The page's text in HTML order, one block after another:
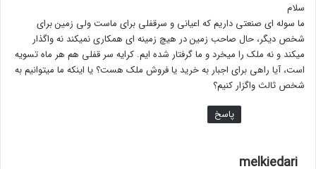
سلام
ما سوله ای صنعتی داریم که اعیانی و سرقفلی برای ماست ولی زمین برای
شخص دیگر، حال صاحب زمین در هیچ زمینه ای همکاری نمیکند نه واگذار
میکند و نه ملک را میخرد و ما گرفتار شده ایم. کرایه سر قفلی هم هر ماه تسویه
است، آیا راهی برای اجبار به خرید یا فروش ملک هست؟ یا اینکه ما میتوانیم به
شخص ثالث واگزار کنیم؟
پاسخ
melkiedari